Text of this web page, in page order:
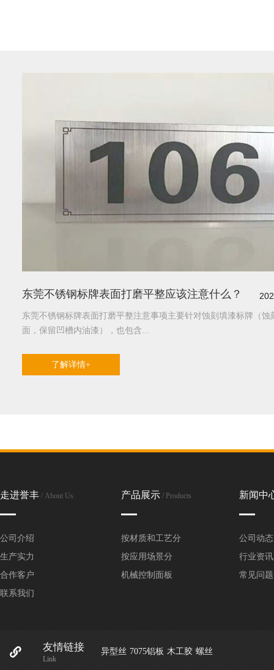
东莞不锈钢标牌表面打磨平整应该注意什么？
东莞不锈钢标牌表面打磨平整注意事项主要针对蚀刻填漆标牌（蚀
面，保留凹槽内油漆），也包含...
东莞蚀刻标牌的标牌使用哪些材料？
1、东莞蚀刻标牌光滑标牌：画面或板面有油性，非常光滑的标
1、东莞不锈钢铭牌悉数标识体系的图形应按照国家标准的要求
的中英文字应契合国家和收购单位有关标准的规矩...
走进誉丰 / About Us
公司介绍
生产实力
合作客户
联系我们
产品展示 / Products
按材质和工艺分
按应用场景分
机械控制面板
新闻中
公司动态
行业资讯
常见问题
友情链接
Link
异型丝 7075铝板 木工胶 螺丝